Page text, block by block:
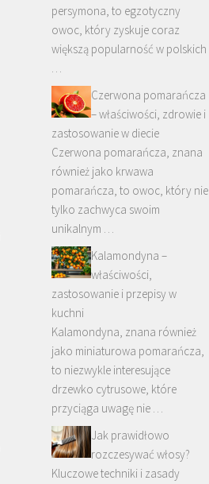
persymona, to egzotyczny
owoc, który zyskuje coraz
większą popularność w polskich
…
Czerwona pomarańcza
– właściwości, zdrowie i
zastosowanie w diecie
Czerwona pomarańcza, znana
również jako krwawa
pomarańcza, to owoc, który nie
tylko zachwyca swoim
unikalnym …
Kalamondyna –
właściwości,
zastosowanie i przepisy w
kuchni
Kalamondyna, znana również
jako miniaturowa pomarańcza,
to niezwykle interesujące
drzewko cytrusowe, które
przyciąga uwagę nie …
Jak prawidłowo
rozczesywać włosy?
Kluczowe techniki i zasady